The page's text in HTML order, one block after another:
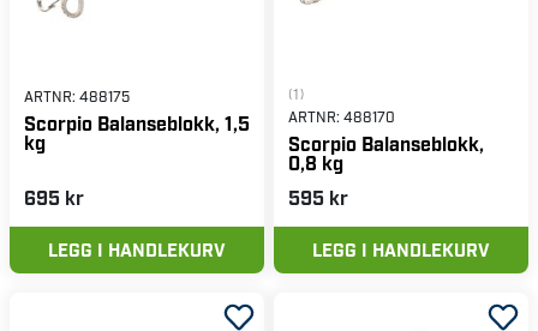
ARTNR: 488175
Scorpio Balanseblokk, 1,5
kg
695 kr
LEGG I HANDLEKURV
(1)
ARTNR: 488170
Scorpio Balanseblokk,
0,8 kg
595 kr
LEGG I HANDLEKURV